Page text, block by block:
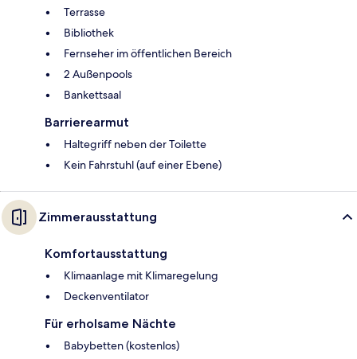
Terrasse
Bibliothek
Fernseher im öffentlichen Bereich
2 Außenpools
Bankettsaal
Barrierearmut
Haltegriff neben der Toilette
Kein Fahrstuhl (auf einer Ebene)
Zimmerausstattung
Komfortausstattung
Klimaanlage mit Klimaregelung
Deckenventilator
Für erholsame Nächte
Babybetten (kostenlos)